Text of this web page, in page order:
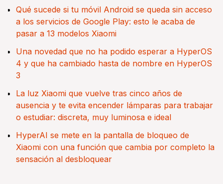
Qué sucede si tu móvil Android se queda sin acceso
a los servicios de Google Play: esto le acaba de
pasar a 13 modelos Xiaomi
Una novedad que no ha podido esperar a HyperOS
4 y que ha cambiado hasta de nombre en HyperOS
3
La luz Xiaomi que vuelve tras cinco años de
ausencia y te evita encender lámparas para trabajar
o estudiar: discreta, muy luminosa e ideal
HyperAI se mete en la pantalla de bloqueo de
Xiaomi con una función que cambia por completo la
sensación al desbloquear